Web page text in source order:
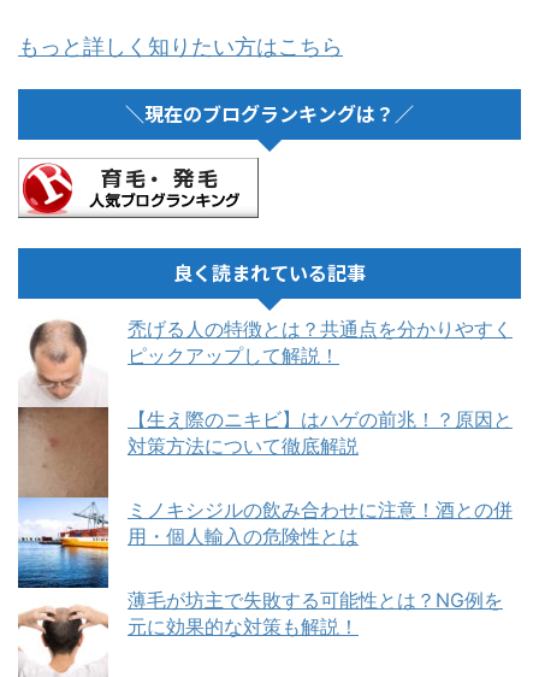
もっと詳しく知りたい方はこちら
＼現在のブログランキングは？／
良く読まれている記事
禿げる人の特徴とは？共通点を分かりやすく
ピックアップして解説！
【生え際のニキビ】はハゲの前兆！？原因と
対策方法について徹底解説
ミノキシジルの飲み合わせに注意！酒との併
用・個人輸入の危険性とは
薄毛が坊主で失敗する可能性とは？NG例を
元に効果的な対策も解説！